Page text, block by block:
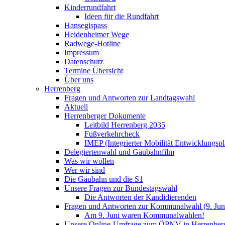
Kinderrundfahrt
Ideen für die Rundfahrt
Hansegispass
Heidenheimer Wege
Radwege-Hotline
Impressum
Datenschutz
Termine Übersicht
Über uns
Herrenberg
Fragen und Antworten zur Landtagswahl
Aktuell
Herrenberger Dokumente
Leitbild Herrenberg 2035
Fußverkehrcheck
IMEP (Integrierter Mobilität
Delegiertenwahl und Gäubahnfilm
Was wir wollen
Wer wir sind
Die Gäubahn und die S1
Unsere Fragen zur Bundestagswahl
Die Antworten der Kandidierenden
Fragen und Antworten zur Kommunalwahl (9.
Am 9. Juni waren Kommunalwahlen!